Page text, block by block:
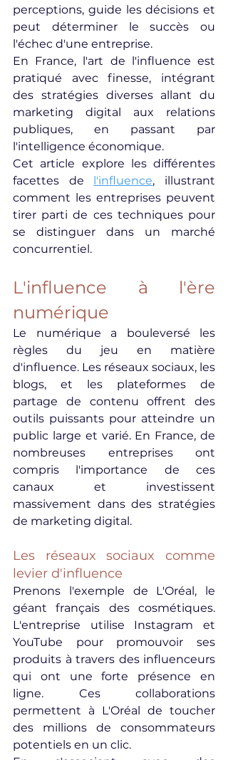
perceptions, guide les décisions et
peut déterminer le succès ou
l'échec d'une entreprise.
En France, l'art de l'influence est
pratiqué avec finesse, intégrant
des stratégies diverses allant du
marketing digital aux relations
publiques, en passant par
l'intelligence économique.
Cet article explore les différentes
facettes de l'influence, illustrant
comment les entreprises peuvent
tirer parti de ces techniques pour
se distinguer dans un marché
concurrentiel.
L'influence à l'ère
numérique
Le numérique a bouleversé les
règles du jeu en matière
d'influence. Les réseaux sociaux, les
blogs, et les plateformes de
partage de contenu offrent des
outils puissants pour atteindre un
public large et varié. En France, de
nombreuses entreprises ont
compris l'importance de ces
canaux et investissent
massivement dans des stratégies
de marketing digital.
Les réseaux sociaux comme
levier d'influence
Prenons l'exemple de L'Oréal, le
géant français des cosmétiques.
L'entreprise utilise Instagram et
YouTube pour promouvoir ses
produits à travers des influenceurs
qui ont une forte présence en
ligne. Ces collaborations
permettent à L'Oréal de toucher
des millions de consommateurs
potentiels en un clic.